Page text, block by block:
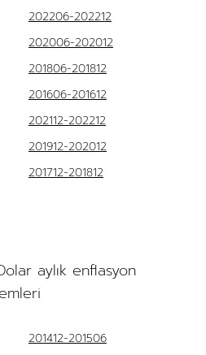
202206-202212
202006-202012
201806-201812
201606-201612
202112-202212
201912-202012
201712-201812
aylık enflasyon
201412-201506